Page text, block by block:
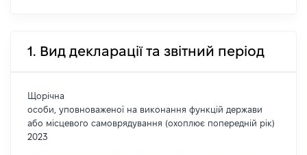
1. Вид декларації та звітний період
Щорічна
особи, уповноваженої на виконання функцій держави
або місцевого самоврядування (охоплює попередній рік)
2023